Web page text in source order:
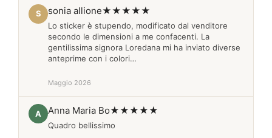
S sonia allione★★★★★
Lo sticker è stupendo, modificato dal venditore
secondo le dimensioni a me confacenti. La
gentilissima signora Loredana mi ha inviato diverse
anteprime con i colori…
Maggio 2026
A Anna Maria Bo★★★★★
Quadro bellissimo